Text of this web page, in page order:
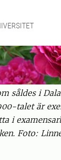
såldes i
talet är
i
Foto: